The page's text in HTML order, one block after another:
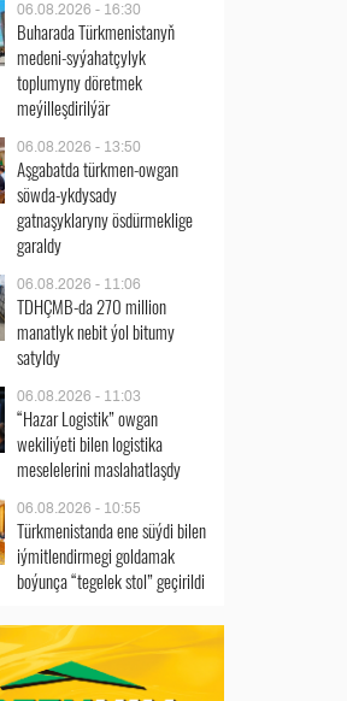
06.08.2026 - 16:30
Buharada Türkmenistanyň
medeni-syýahatçylyk
toplumyny döretmek
meýilleşdirilýär
06.08.2026 - 13:50
Aşgabatda türkmen-owgan
söwda-ykdysady
gatnaşyklaryny ösdürmeklige
garaldy
06.08.2026 - 11:06
TDHÇMB-da 270 million
manatlyk nebit ýol bitumy
satyldy
06.08.2026 - 11:03
“Hazar Logistik” owgan
wekiliýeti bilen logistika
meselelerini maslahatlaşdy
06.08.2026 - 10:55
Türkmenistanda ene süýdi bilen
iýmitlendirmegi goldamak
boýunça “tegelek stol” geçirildi